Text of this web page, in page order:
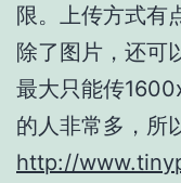
限。上传方式有
除了图片，还可
最大只能传
的人非常多，所
http://